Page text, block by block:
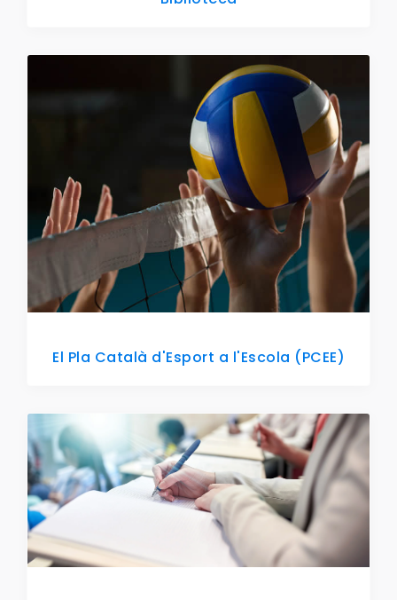
El Pla Català d'Esport a l'Escola (PCEE)